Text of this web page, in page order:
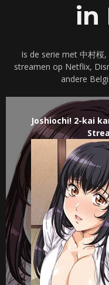
in
Is de serie met 中村桜
streamen op Netflix,
andere
Joshiochi! 2-kai